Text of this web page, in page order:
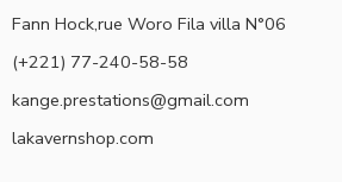
Fann Hock,rue Woro Fila villa N°06
(+221) 77-240-58-58
kange.prestations@gmail.com
lakavernshop.com